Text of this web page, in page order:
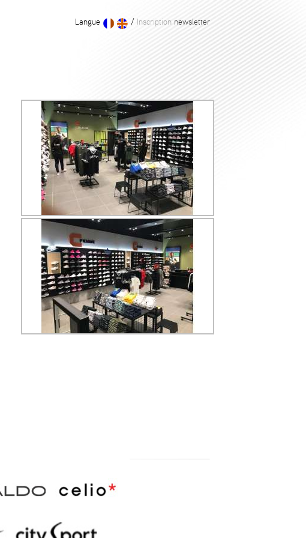
/ Inscription newsletter
Langue